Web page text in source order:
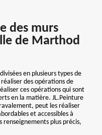
des murs
de Marthod
en plusieurs types de
des opérations de
ces opérations qui sont
en la matière. JL.Peinture
peut les réaliser
et accessibles à
renseignements plus précis,